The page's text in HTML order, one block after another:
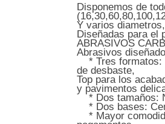
Disponemos de
Y varios
Diseñadas para el
ABRASIVOS
Abrasivos
* Tres formatos:
de desbaste,
Top para los
y pavimentos
* Dos tamaños:
* Dos bases:
* Mayor